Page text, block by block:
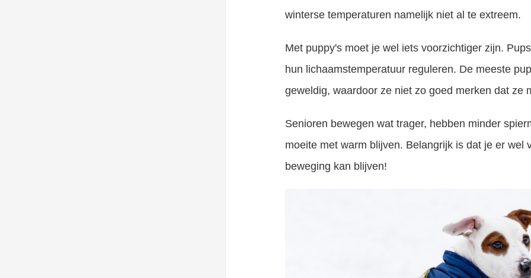
winterse temperaturen namelijk niet al te extreem.
Met puppy's moet je wel iets voorzichtiger zijn.
hun lichaamstemperatuur reguleren. De meeste
geweldig, waardoor ze niet zo goed merken dat ze
Senioren bewegen wat trager, hebben minder
moeite met warm blijven. Belangrijk is dat je er wel
beweging kan blijven!